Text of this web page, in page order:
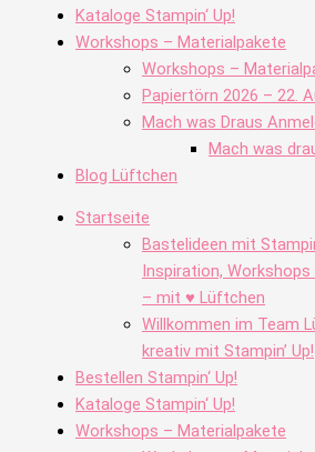
Kataloge Stampin‘ Up!
Workshops – Materialpakete
Workshops –
Papiertörn 2026 – 22.
Mach was Draus
Mach was
Blog Lüftchen
Startseite
Bastelideen mit
Inspiration,
– mit ♥ Lüftchen
Willkommen im Team
kreativ mit Stampin’ Up!
Bestellen Stampin‘ Up!
Kataloge Stampin‘ Up!
Workshops – Materialpakete